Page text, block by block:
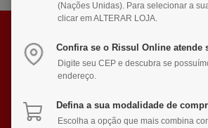
E RECEBA NOVIDADES E
(Nações Unidas). Para selecionar a
clicar em ALTERAR LOJA.
Confira se o Rissul Online atende
Digite seu CEP e descubra se
endereço.
Defina a sua modalidade de
Escolha a opção que mais combina